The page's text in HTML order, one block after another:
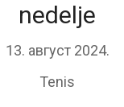
nedelje
13. август 2024.
Tenis